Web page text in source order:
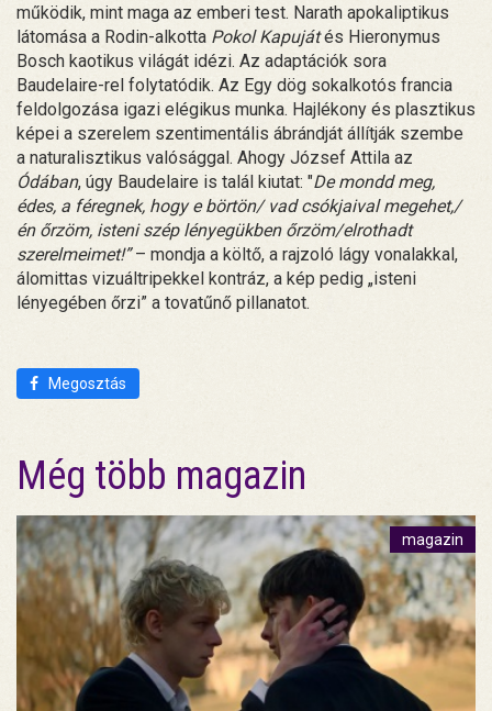
működik, mint maga az emberi test. Narath apokaliptikus
látomása a Rodin-alkotta Pokol Kapujátés Hieronymus
Bosch kaotikus világát idézi. Az adaptációk sora
Baudelaire-rel folytatódik. Az Egy dög sokalkotós francia
feldolgozása igazi elégikus munka. Hajlékony és plasztikus
képei a szerelem szentimentális ábrándját állítják szembe
a naturalisztikus valósággal. Ahogy József Attila az
Ódában, úgy Baudelaire is talál kiutat: "De mondd meg,
édes, a féregnek, hogy e börtön/ vad csókjaival megehet,/
én őrzöm, isteni szép lényegükben őrzöm/elrothadt
szerelmeimet!”– mondja a költő, a rajzoló lágy vonalakkal,
álomittas vizuáltripekkel kontráz, a kép pedig „isteni
lényegében őrzi” a tovatűnő pillanatot.
Megosztás
Még több magazin
magazin